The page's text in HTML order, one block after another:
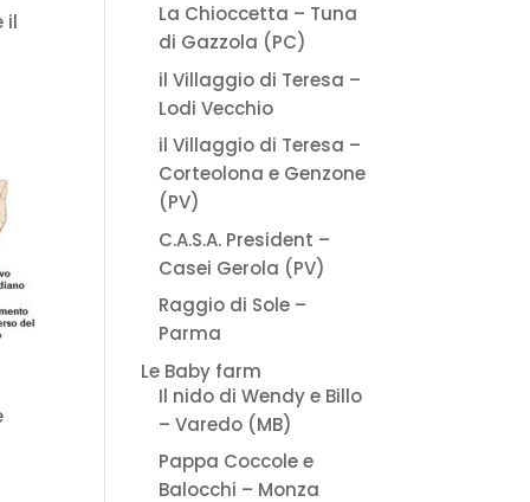
il
La Chioccetta – Tuna
di Gazzola (PC)
il Villaggio di Teresa –
Lodi Vecchio
il Villaggio di Teresa –
Corteolona e Genzone
(PV)
C.A.S.A. President –
Casei Gerola (PV)
Raggio di Sole –
Parma
Le Baby farm
Il nido di Wendy e Billo
– Varedo (MB)
Pappa Coccole e
Balocchi – Monza